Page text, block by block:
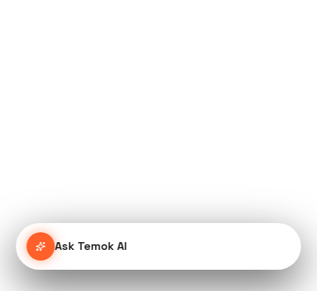
Ask Temok AI